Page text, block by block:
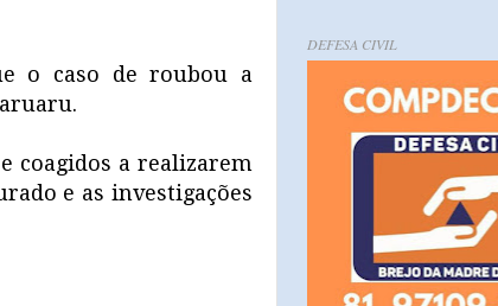
o caso de roubou a
coagidos a realizarem
e as investigações
DEFESA CIVIL